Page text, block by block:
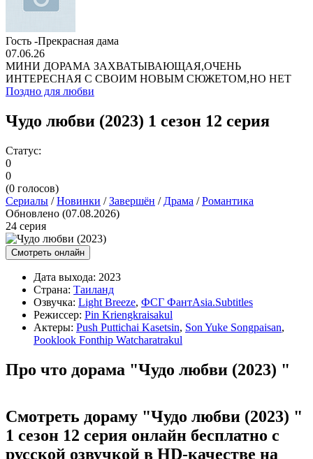
Гость -Прекрасная дама
07.06.26
МИНИ ДОРАМА ЗАХВАТЫВАЮЩАЯ,ОЧЕНЬ
ИНТЕРЕСНАЯ С СВОИМ НОВЫМ СЮЖЕТОМ,НО НЕТ
Поздно для любви
Чудо любви (2023) 1 сезон 12 серия
Статус:
0
0
(0 голосов)
Сериалы /Новинки /Завершён / Драма /Романтика
Обновлено (07.08.2026)
24 серия
Смотреть онлайн
Дата выхода: 2023
Страна: Таиланд
Озвучка: Light Breeze, ФСГ ФантAsia.Subtitles
Режиссер: Pin Kriengkraisakul
Актеры: Push Puttichai Kasetsin, Son Yuke Songpaisan,
Pooklook Fonthip Watcharatrakul
Про что дорама "Чудо любви (2023) "
Смотреть дораму "Чудо любви (2023) "
1 сезон 12 серия онлайн бесплатно с
русской озвучкой в HD-качестве на